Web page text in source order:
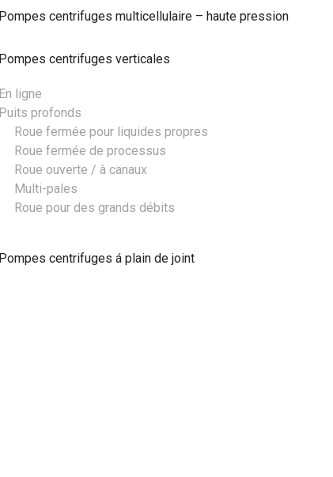
Pompes centrifuges multicellulaire – haute pression
Pompes centrifuges verticales
En ligne
Puits profonds
Roue fermée pour liquides propres
Roue fermée de processus
Roue ouverte / à canaux
Multi-pales
Roue pour des grands débits
Pompes centrifuges á plain de joint